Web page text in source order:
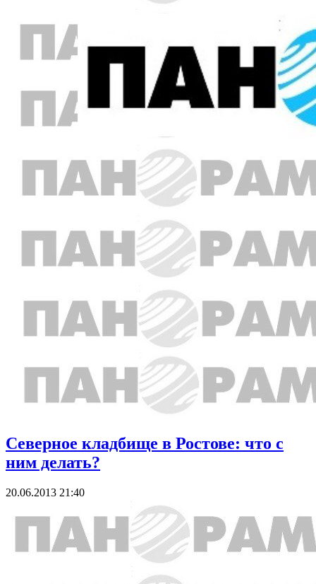
Северное кладбище в Ростове: что с
ним делать?
20.06.2013 21:40